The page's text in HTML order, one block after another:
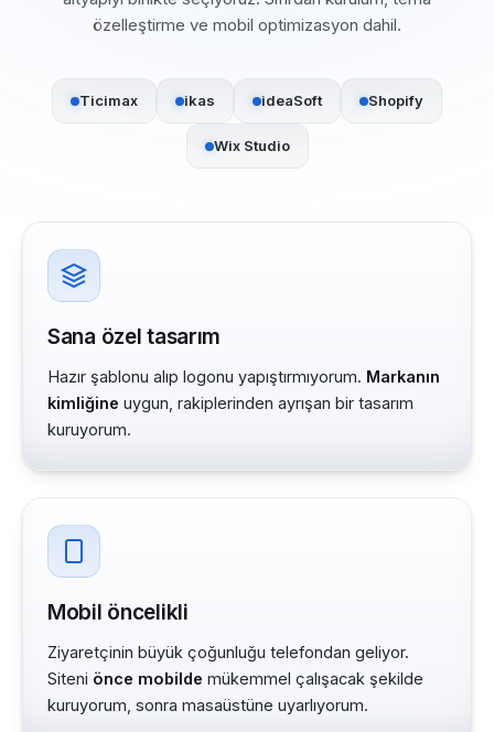
özelleştirme ve mobil optimizasyon dahil.
Ticimax ikas ideaSoft Shopify
Wix Studio
Sana özel tasarım
Hazır şablonu alıp logonu yapıştırmıyorum. Markanın
kimliğine uygun, rakiplerinden ayrışan bir tasarım
kuruyorum.
Mobil öncelikli
Ziyaretçinin büyük çoğunluğu telefondan geliyor.
Siteni önce mobilde mükemmel çalışacak şekilde
kuruyorum, sonra masaüstüne uyarlıyorum.